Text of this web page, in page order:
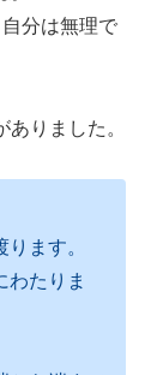
分は無理で
りました。
ます。
わたりま